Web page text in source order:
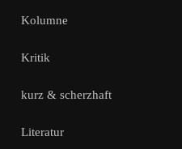
Kolumne
Kritik
kurz & scherzhaft
Literatur